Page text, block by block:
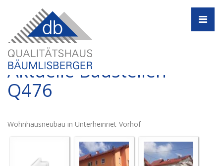
Aktuelle Baustellen -
Q476
Wohnhausneubau in Unterheinriet-Vorhof